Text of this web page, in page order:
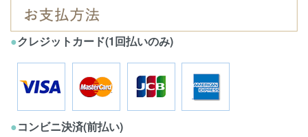
●クレジットカード(1回払いのみ)
●コンビニ決済(前払い)